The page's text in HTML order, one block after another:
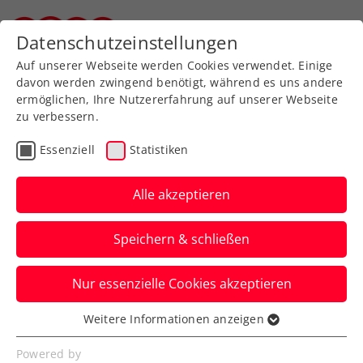
Zurück zur Newsübersicht
Turniere
Oberleitner stürmt in
Karlsruhe zu 2. ATP-
Challenger-Doppeltitel
Das ÖTV-Ass lässt in Deutschland im
Endspiel mit Lokalmatador Tim
Sandkaulen nichts anbrennen.
Verfasst von: Manuel Wachta, 08.07.2023
Datenschutzeinstellungen
Auf unserer Webseite werden Cookies verwendet. Einige
davon werden zwingend benötigt, während es uns andere
ermöglichen, Ihre Nutzererfahrung auf unserer Webseite
zu verbessern.
Essenziell Statistiken
Alle akzeptieren
Speichern & schließen
Nur essenzielle Cookies akzeptieren
Essenziell
Essenzielle Cookies werden für grundlegende
Weitere Informationen anzeigen
Powered by